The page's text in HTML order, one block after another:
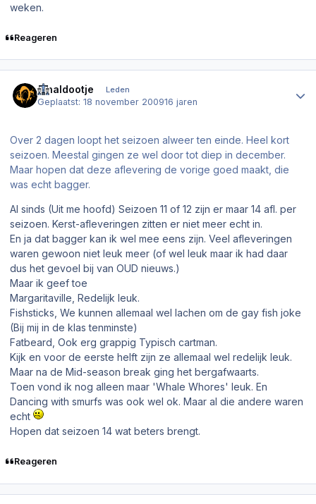
weken.
Reageren
Rinaldootje Leden
Geplaatst:18 november 200916 jaren
Over 2 dagen loopt het seizoen alweer ten einde. Heel kort
seizoen. Meestal gingen ze wel door tot diep in december.
Maar hopen dat deze aflevering de vorige goed maakt, die
was echt bagger.
Al sinds (Uit me hoofd) Seizoen 11 of 12 zijn er maar 14 afl. per
seizoen. Kerst-afleveringen zitten er niet meer echt in.
En ja dat bagger kan ik wel mee eens zijn. Veel afleveringen
waren gewoon niet leuk meer (of wel leuk maar ik had daar
dus het gevoel bij van OUD nieuws.)
Maar ik geef toe
Margaritaville, Redelijk leuk.
Fishsticks, We kunnen allemaal wel lachen om de gay fish joke
(Bij mij in de klas tenminste)
Fatbeard, Ook erg grappig Typisch cartman.
Kijk en voor de eerste helft zijn ze allemaal wel redelijk leuk.
Maar na de Mid-season break ging het bergafwaarts.
Toen vond ik nog alleen maar 'Whale Whores' leuk. En
Dancing with smurfs was ook wel ok. Maar al die andere waren
echt
Hopen dat seizoen 14 wat beters brengt.
Reageren